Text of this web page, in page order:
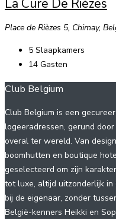
La Cure De Rièzes
Place de Rièzes 5, Chimay,
5 Slaapkamers
14 Gasten
Club Belgium
Club Belgium is een
logeeradressen, gerund
overal ter wereld. Van
boomhutten en boutique
geselecteerd om zijn
tot luxe, altijd uitzonderlijk in
bij de eigenaar, zonder
België-kenners Heikki en